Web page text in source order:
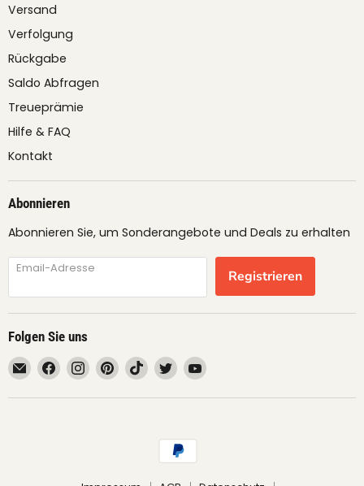
Versand
Verfolgung
Rückgabe
Saldo Abfragen
Treueprämie
Hilfe & FAQ
Kontakt
Abonnieren
Abonnieren Sie, um Sonderangebote und Deals zu erhalten
Email-Adresse Registrieren
Folgen Sie uns
Email
fruimundo
Finden
Sie
uns
Finden
Sie
uns
Finden
Sie
uns
Pinterest
Finden
Sie
uns
TikTok
Finden
Sie
uns
Twitter
Finden
uns